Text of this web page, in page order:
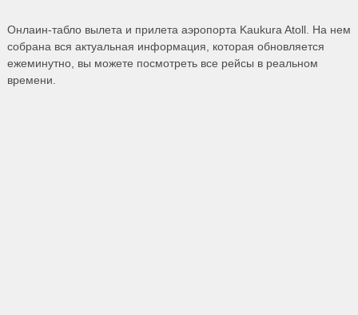
Онлаин-табло вылета и прилета аэропорта Kaukura Atoll. На нем
собрана вся актуальная информация, которая обновляется
ежеминутно, вы можете посмотреть все рейсы в реальном
времени.